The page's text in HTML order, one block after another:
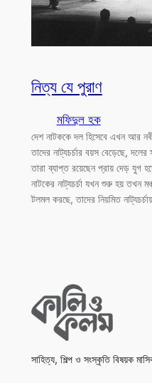
নিত্য যে পুরাণ
মফিদুল হক
দেশ নাটককে দল হিসেবে এখন আর
তাদের নাট্যচর্চার বয়স বেড়েছে,
তারা ব্যাপ্ত রয়েছেন প্রায় দেড় যুগ
নাটকের নাট্যচর্চা যখন শুরু হয় তখন
টলমল করছে, তাদের নিয়মিত
সাহিত্য, শিল্প ও সংস্কৃতি বিষয়ক